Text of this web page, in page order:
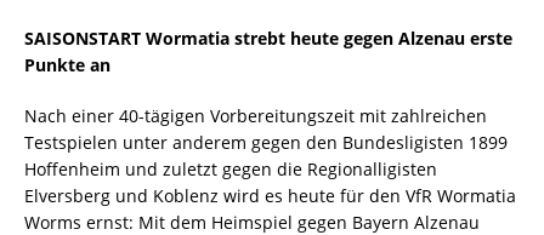
SAISONSTART Wormatia strebt heute gegen Alzenau erste
Punkte an
Nach einer 40-tägigen Vorbereitungszeit mit zahlreichen
Testspielen unter anderem gegen den Bundesligisten 1899
Hoffenheim und zuletzt gegen die Regionalligisten
Elversberg und Koblenz wird es heute für den VfR Wormatia
Worms ernst: Mit dem Heimspiel gegen Bayern Alzenau